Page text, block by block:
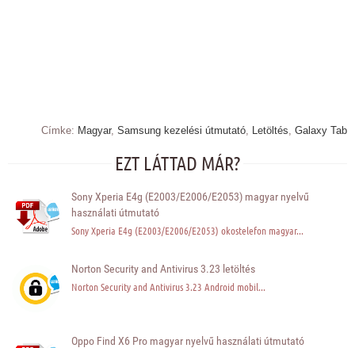
Címke: Magyar, Samsung kezelési útmutató Letöltés Galaxy Tab
EZT LÁTTAD MÁR?
Sony Xperia E4g (E2003/E2006/E2053) magyar nyelvű
használati útmutató
Sony Xperia E4g (E2003/E2006/E2053) okostelefon magyar...
Norton Security and Antivirus 3.23 letöltés
Norton Security and Antivirus 3.23 Android mobil...
Oppo Find X6 Pro magyar nyelvű használati útmutató